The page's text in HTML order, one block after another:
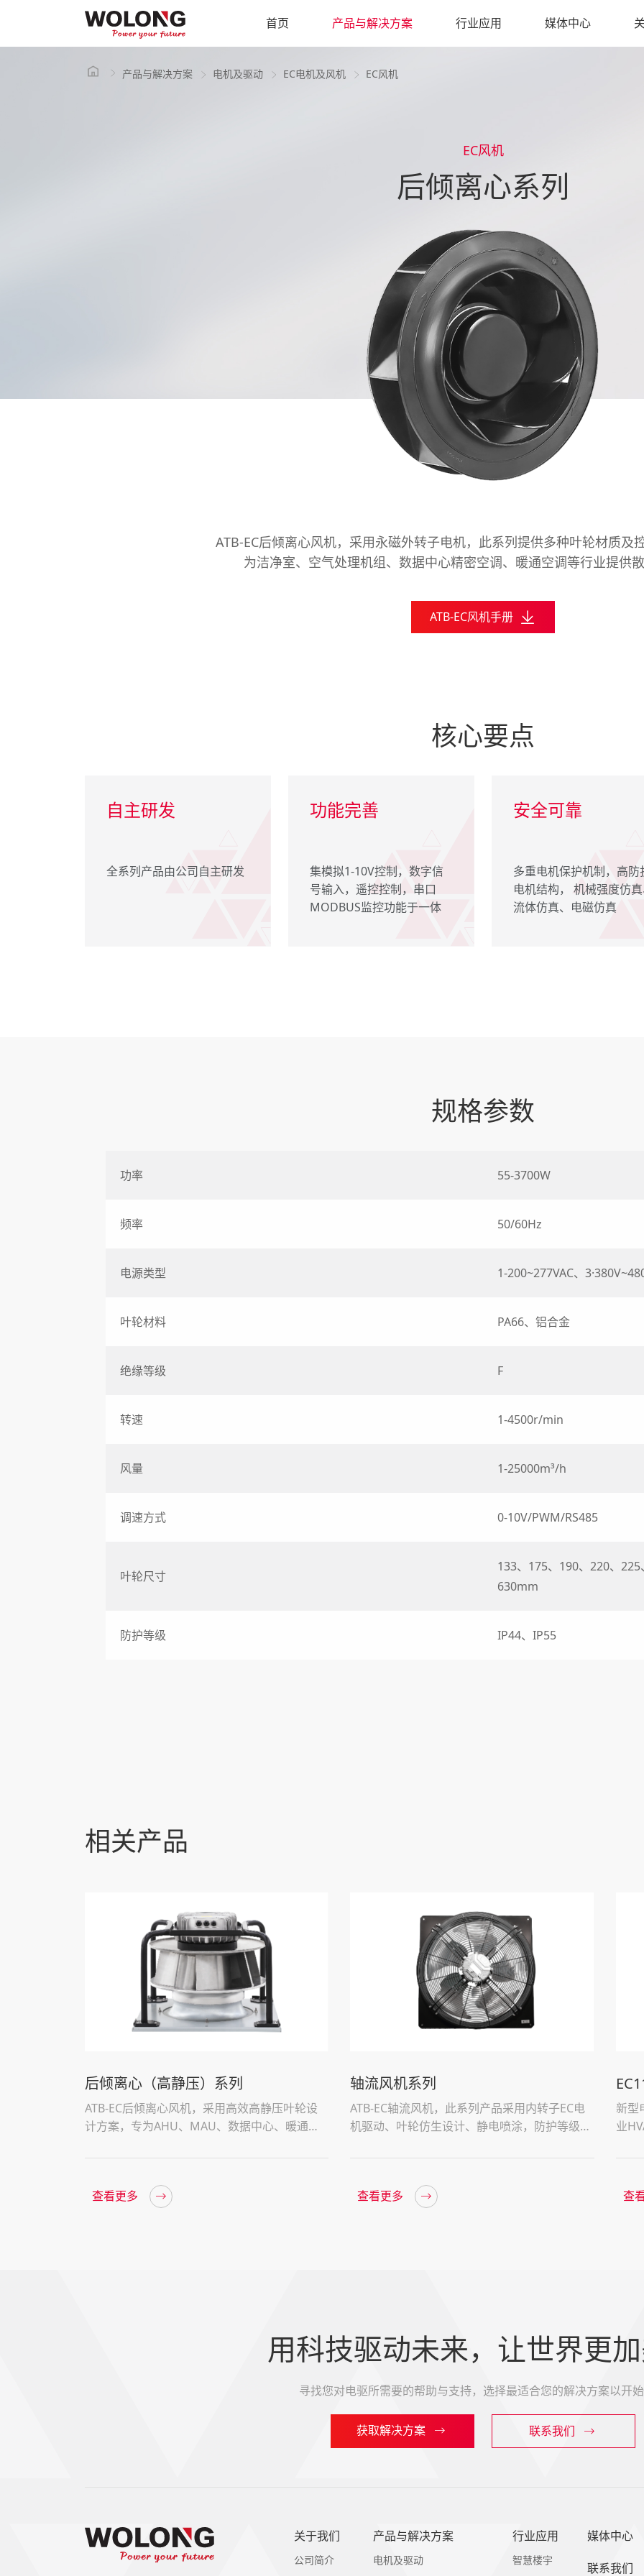
首页 产品与解决方案 行业应用 媒体中心
EC风机
后倾离心系列
ATB-EC后倾离心风机，采用永磁外转子电机，此系列提供多种叶轮材质及
为洁净室、空气处理机组、数据中心精密空调、暖通空调等行业提供
ATB-EC风机手册
产品与解决方案 电机及驱动 EC电机及风机 EC风机
核心要点
自主研发
全系列产品由公司自主研发
功能完善
集模拟1-10V控制，数字信
号输入，遥控控制，串口
MODBUS监控功能于一体
安全可靠
多重电机保护机制，高防
电机结构， 机械强度仿
流体仿真、电磁仿真
规格参数
功率 55-3700W
频率 50/60Hz
电源类型 1-200~277VAC、
叶轮材料 PA66、铝合金
绝缘等级 F
转速 1-4500r/min
风量 1-25000m³/h
调速方式 0-10V/PWM/RS485
叶轮尺寸
133、175、190、220、
630mm
防护等级 IP44、IP55
相关产品
后倾离心（高静压）系列
ATB-EC后倾离心风机，采用高效高静压叶轮设
计方案，专为AHU、MAU、数据中心、暖通通
查看更多
轴流风机系列
ATB-EC轴流风机，此系列产品采用内转子EC电
机驱动、叶轮仿生设计、静电喷涂，防护等级最
查看更多
新型
业
查
用科技驱动未来，让世界更
寻找您对电驱所需要的帮助与支持，选择最适合您的解决方案以开
获取解决方案 联系我们
关于我们
公司简介
产品与解决方案
电机及驱动
行业应用
智慧楼宇
媒体中心
联系我们